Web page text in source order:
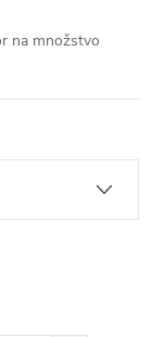
na množstvo